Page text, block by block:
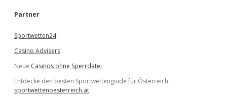
e
Partner
Sportwetten24
Casino Advisers
Neue Casinos ohne Sperrdatei
Entdecke den besten Sportwettenguide für Österreich:
sportwettenoesterreich.at